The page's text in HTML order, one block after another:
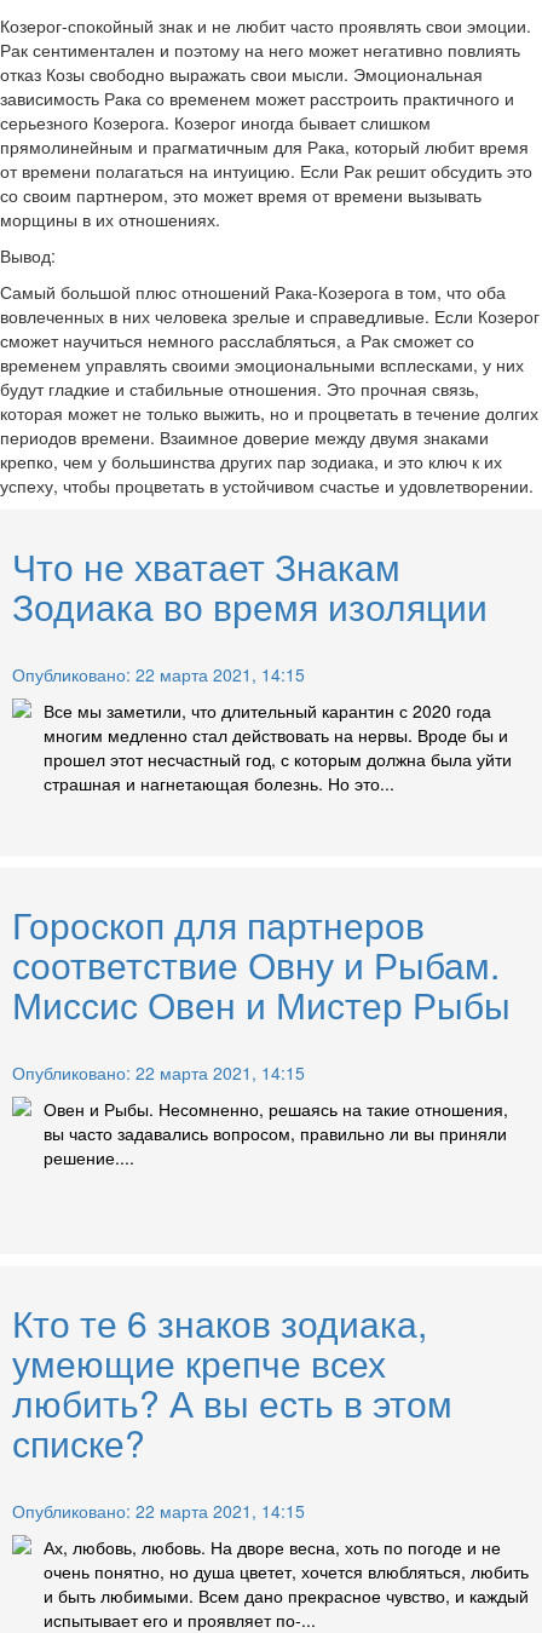
Козерог-спокойный знак и не любит часто проявлять свои эмоции.
Рак сентиментален и поэтому на него может негативно повлиять
отказ Козы свободно выражать свои мысли. Эмоциональная
зависимость Рака со временем может расстроить практичного и
серьезного Козерога. Козерог иногда бывает слишком
прямолинейным и прагматичным для Рака, который любит время
от времени полагаться на интуицию. Если Рак решит обсудить это
со своим партнером, это может время от времени вызывать
морщины в их отношениях.
Вывод:
Самый большой плюс отношений Рака-Козерога в том, что оба
вовлеченных в них человека зрелые и справедливые. Если Козерог
сможет научиться немного расслабляться, а Рак сможет со
временем управлять своими эмоциональными всплесками, у них
будут гладкие и стабильные отношения. Это прочная связь,
которая может не только выжить, но и процветать в течение долгих
периодов времени. Взаимное доверие между двумя знаками
крепко, чем у большинства других пар зодиака, и это ключ к их
успеху, чтобы процветать в устойчивом счастье и удовлетворении.
Что не хватает Знакам
Зодиака во время изоляции
Опубликовано: 22 марта 2021, 14:15
Все мы заметили, что длительный карантин с 2020 года
многим медленно стал действовать на нервы. Вроде бы и
прошел этот несчастный год, с которым должна была уйти
страшная и нагнетающая болезнь. Но это...
Гороскоп для партнеров
соответствие Овну и Рыбам.
Миссис Овен и Мистер Рыбы
Опубликовано: 22 марта 2021, 14:15
Овен и Рыбы. Несомненно, решаясь на такие отношения,
вы часто задавались вопросом, правильно ли вы приняли
решение....
Кто те 6 знаков зодиака,
умеющие крепче всех
любить? А вы есть в этом
списке?
Опубликовано: 22 марта 2021, 14:15
Ах, любовь, любовь. На дворе весна, хоть по погоде и не
очень понятно, но душа цветет, хочется влюбляться, любить
и быть любимыми. Всем дано прекрасное чувство, и каждый
испытывает его и проявляет по-...